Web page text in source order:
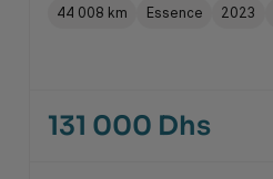
44 008 km Essence 2023
131 000 Dhs